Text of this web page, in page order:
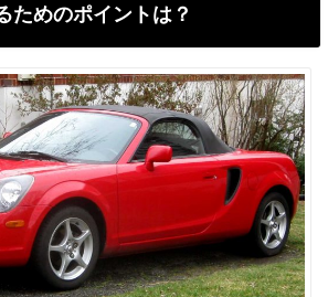
ためのポイントは？